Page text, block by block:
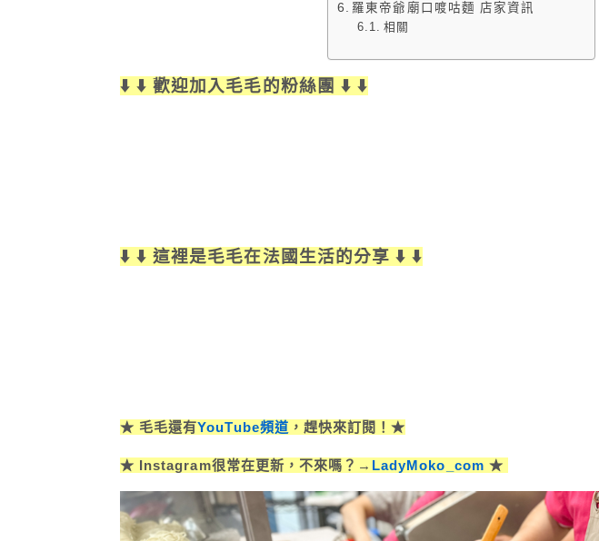
羅東帝爺廟口喥咕麵 店家資訊
相關
⬇️ ⬇️ 歡迎加入毛毛的粉絲團 ⬇️ ⬇️
⬇️ ⬇️ 這裡是毛毛在法國生活的分享 ⬇️ ⬇️
★ 毛毛還有YouTube頻道 ，趕快來訂閱！★
★ Instagram很常在更新，不來嗎？→ LadyMoko_com ★